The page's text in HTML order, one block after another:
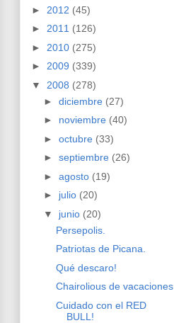
► 2012 (45)
► 2011 (126)
► 2010 (275)
► 2009 (339)
▼ 2008 (278)
► diciembre (27)
► noviembre (40)
► octubre (33)
► septiembre (26)
► agosto (19)
► julio (20)
▼ junio (20)
Persepolis.
Patriotas de Picana.
Qué descaro!
Chairolious de vacaciones
Cuidado con el RED
BULL!